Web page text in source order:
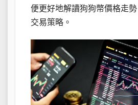
便更好地解讀狗狗幣價格走
交易策略。